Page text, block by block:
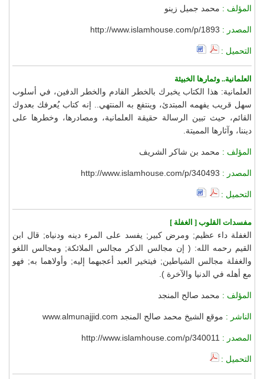
المؤلف : محمد جميل زينو
المصدر : http://www.islamhouse.com/p/1893
التحميل :
العلمانية.. وثمارها الخبيثة
العلمانية: هذا الكتاب يخبرك بالخطر القادم والخطر الدفين، في أسلوب
سهل قريب يفهمه المبتدئ، وينتفع به المنتهي.. إنه كتاب يُعرفك بعدوك
القائم، حيث تبين الرسالة حقيقة العلمانية، ومصادرها، وخطرها على
ديننا، وآثارها المميتة.
المؤلف : محمد بن شاكر الشريف
المصدر : http://www.islamhouse.com/p/340493
التحميل :
مفسدات القلوب [ الغفلة ]
الغفلة داء عظيم; ومرض كبير; يفسد على المرء دينه ودنياه; قال ابن
القيم رحمه الله: ( إن مجالس الذكر مجالس الملائكة; ومجالس اللغو
والغفلة مجالس الشياطين; فيتخير العبد أعجبهما إليه; وأولاهما به; فهو
مع أهله في الدنيا والآخرة ).
المؤلف : محمد صالح المنجد
الناشر : موقع الشيخ محمد صالح المنجد www.almunajjid.com
المصدر : http://www.islamhouse.com/p/340011
التحميل :